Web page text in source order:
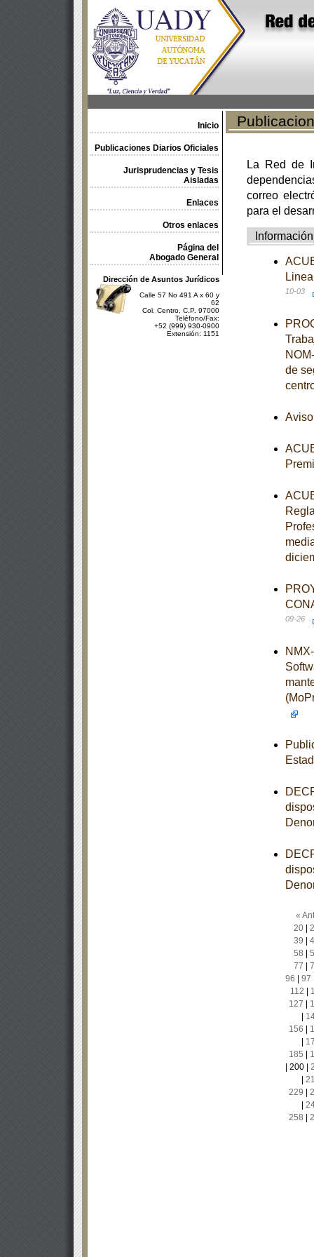
Inicio
Publicaciones Diarios Oficiales
Jurisprudencias y Tesis
Aisladas
Enlaces
Otros enlaces
Página del
Abogado General
Dirección de Asuntos Jurídicos
Calle 57 No 491 A x 60 y
62
Col. Centro, C.P. 97000
Teléfono/Fax:
+52 (999) 930-0900
Extensión: 1151
La Red de
correo
para el
Información
10-03
de
09-26
«
20|
39
58
77
96
97
112
127
156
185
200|
229
258